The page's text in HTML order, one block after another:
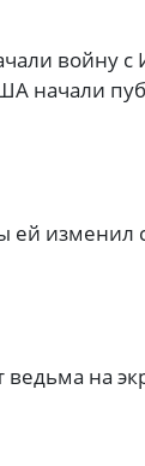
войну с
начали
ей изменил
на